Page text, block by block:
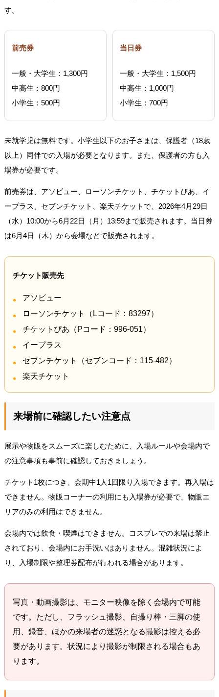
す。
前売券
一般・大学生：1,300円
中高生：800円
小学生：500円
当日券
一般・大学生：1,500円
中高生：1,000円
小学生：700円
未就学児は無料です。小学生以下のお子さまは、保護者（18歳
以上）同伴での入場が必要となります。また、保護者の方も入
場券が必要です。
前売券は、アソビュー、ローソンチケット、チケットぴあ、イ
ープラス、セブンチケット、楽天チケットで、2026年4月29日
（水）10:00から6月22日（月）13:59まで販売されます。当日券
は6月4日（木）から会場などで販売されます。
チケット販売先
アソビュー
ローソンチケット（Lコード：83297）
チケットぴあ（Pコード：996-051）
イープラス
セブンチケット（セブンコード：115-482）
楽天チケット
来場前に確認したい注意点
展示や物販をスムーズに楽しむために、入場ルールや会場内で
の注意事項も事前に確認しておきましょう。
チケット1枚につき、会期中1人1回限り入場できます。再入場は
できません。物販コーナーの利用にも入場券が必要で、物販エ
リアのみの利用はできません。
会場内では飲食・喫煙はできません。コスプレでの来場は禁止
されており、会場内にお手洗いはありません。混雑状況によ
り、入場制限や整理券配布が行われる場合があります。
写真・動画撮影は、モニター映像を除く会場内で可能
です。ただし、フラッシュ撮影、自撮り棒・三脚の使
用、録音、ほかの来場者の迷惑となる撮影は控える必
要があります。状況により撮影が制限される場合もあ
ります。